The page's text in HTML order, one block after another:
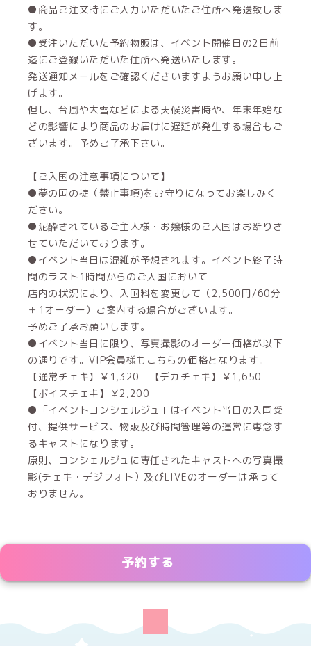
●商品ご注文時にご入力いただいたご住所へ発送致しま
す。
●受注いただいた予約物販は、イベント開催日の2日前
迄にご登録いただいた住所へ発送いたします。
発送通知メールをご確認くださいますようお願い申し上
げます。
但し、台風や大雪などによる天候災害時や、年末年始な
どの影響により商品のお届けに遅延が発生する場合もご
ざいます。予めご了承下さい。
【ご入国の注意事項について】
●夢の国の掟（禁止事項)をお守りになってお楽しみく
ださい。
●泥酔されているご主人様・お嬢様のご入国はお断りさ
せていただいております。
●イベント当日は混雑が予想されます。イベント終了時
間のラスト1時間からのご入国において
店内の状況により、入国料を変更して（2,500円/60分
＋1オーダー）ご案内する場合がございます。
予めご了承お願いします。
●イベント当日に限り、写真撮影のオーダー価格が以下
の通りです。VIP会員様もこちらの価格となります。
【通常チェキ】￥1,320 【デカチェキ】￥1,650
【ボイスチェキ】￥2,200
●「イベントコンシェルジュ」はイベント当日の入国受
付、提供サービス、物販及び時間管理等の運営に専念す
るキャストになります。
原則、コンシェルジュに専任されたキャストへの写真撮
影(チェキ・デジフォト）及びLIVEのオーダーは承って
おりません。
予約する